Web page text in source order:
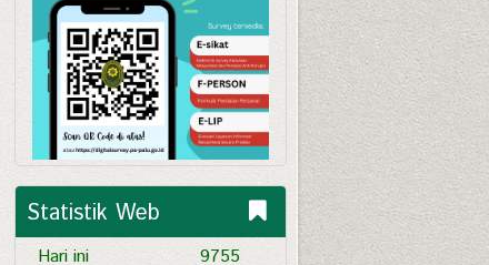
Statistik Web
Hari ini
9755